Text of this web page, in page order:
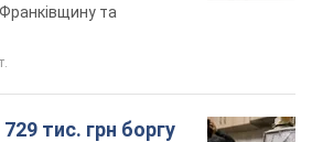
та
тис. грн боргу